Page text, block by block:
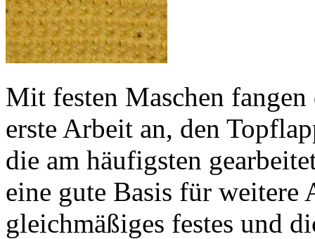
Mit festen Maschen
erste Arbeit an, den
die am häufigsten
eine gute Basis für weitere
gleichmäßiges festes und